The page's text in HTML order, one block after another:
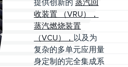
收装置 （VRU），
蒸汽燃烧装置
（VCU）， 以及为
复杂的多单元应用量
身定制的完全集成系